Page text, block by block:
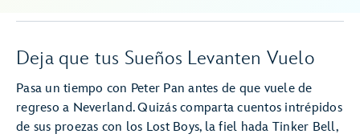
Deja que tus Sueños Levanten Vuelo
Pasa un tiempo con Peter Pan antes de que vuele de
regreso a Neverland. Quizás comparta cuentos intrépidos
de sus proezas con los Lost Boys, la fiel hada Tinker Bell,